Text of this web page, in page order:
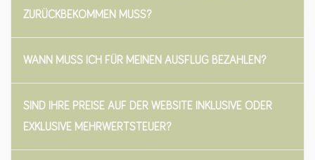
ZURÜCKBEKOMMEN MUSS?
WANN MUSS ICH FÜR MEINEN AUSFLUG BEZAHLEN?
SIND IHRE PREISE AUF DER WEBSITE INKLUSIVE ODER
EXKLUSIVE MEHRWERTSTEUER?